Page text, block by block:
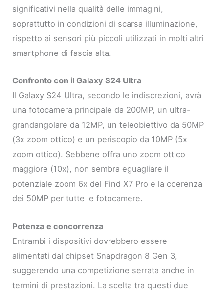
significativi nella qualità delle immagini,
soprattutto in condizioni di scarsa illuminazione,
rispetto ai sensori più piccoli utilizzati in molti altri
smartphone di fascia alta.
Confronto con il Galaxy S24 Ultra
Il Galaxy S24 Ultra, secondo le indiscrezioni, avrà
una fotocamera principale da 200MP, un ultra-
grandangolare da 12MP, un teleobiettivo da 50MP
(3x zoom ottico) e un periscopio da 10MP (5x
zoom ottico). Sebbene offra uno zoom ottico
maggiore (10x), non sembra eguagliare il
potenziale zoom 6x del Find X7 Pro e la coerenza
dei 50MP per tutte le fotocamere.
Potenza e concorrenza
Entrambi i dispositivi dovrebbero essere
alimentati dal chipset Snapdragon 8 Gen 3,
suggerendo una competizione serrata anche in
termini di prestazioni. La scelta tra questi due